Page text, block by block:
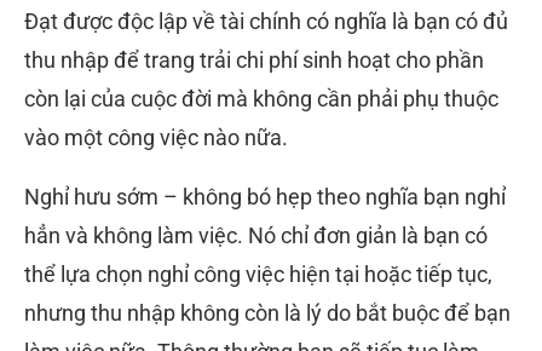
Đạt được độc lập về tài chính có nghĩa là bạn có đủ
thu nhập để trang trải chi phí sinh hoạt cho phần
còn lại của cuộc đời mà không cần phải phụ thuộc
vào một công việc nào nữa.
Nghỉ hưu sớm – không bó hẹp theo nghĩa bạn nghỉ
hẳn và không làm việc. Nó chỉ đơn giản là bạn có
thể lựa chọn nghỉ công việc hiện tại hoặc tiếp tục,
nhưng thu nhập không còn là lý do bắt buộc để bạn